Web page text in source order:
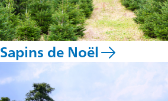
Sapins de Noël